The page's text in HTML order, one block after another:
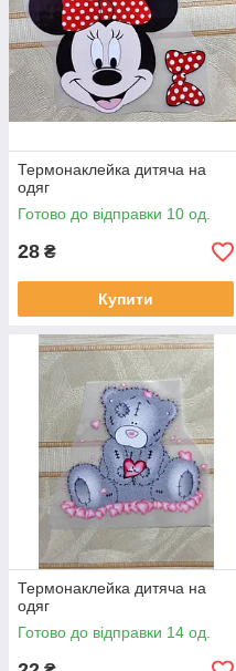
Термонаклейка дитяча на
одяг
Готово до відправки 10 од.
28 ₴
Купити
Термонаклейка дитяча на
одяг
Готово до відправки 14 од.